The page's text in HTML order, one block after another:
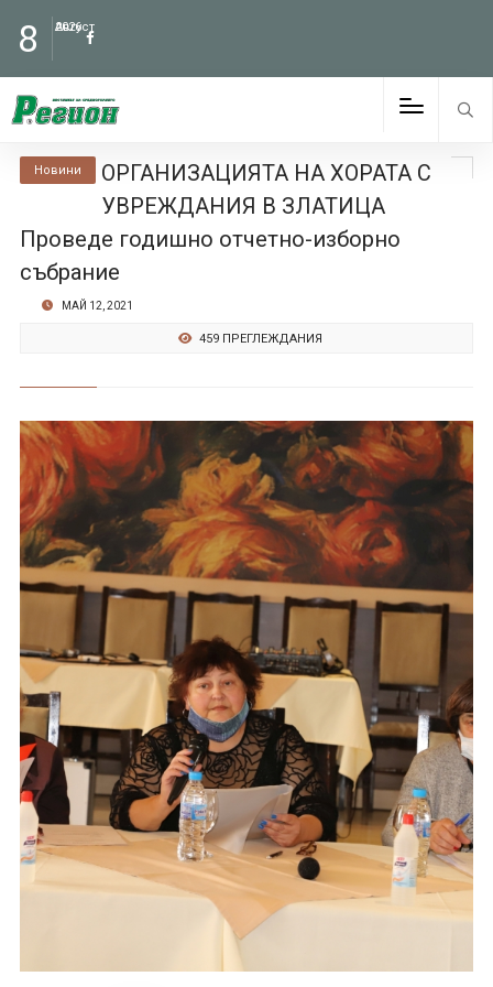
8 Август
2026
Новини
ОРГАНИЗАЦИЯТА НА ХОРАТА С
УВРЕЖДАНИЯ В ЗЛАТИЦА
Проведе годишно отчетно-изборно
събрание
МАЙ 12, 2021
459 ПРЕГЛЕЖДАНИЯ